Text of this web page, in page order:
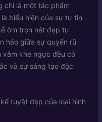
chỉ là một tác phẩm
biểu hiện của sự tự tin
ôm trọn nét đẹp tự
hảo giữa sự quyến rũ
xăm khe ngực đều có
và sự sáng tạo độc
tuyệt đẹp của loại hình